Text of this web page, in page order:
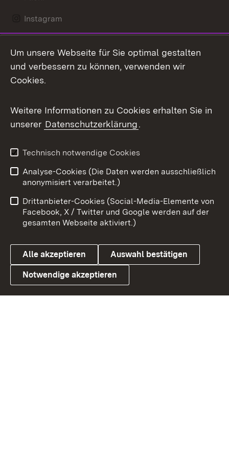
Instagram
Mastodon
Messenger
Social Wall
X / Twitter
Youtube
Link zum Landesportal
Benutzungshinweise
Barrierefreiheit
Datenschutz
Cookies
Um unsere Webseite für Sie optimal gestalten
und verbessern zu können, verwenden wir
Cookies.
Weitere Informationen zu Cookies erhalten Sie in
unserer Datenschutzerklärung.
Technisch notwendige Cookies
Analyse-Cookies (Die Daten werden ausschließlich
anonymisiert verarbeitet.)
Drittanbieter-Cookies (Social-Media-Elemente von
Facebook, X / Twitter und Google werden auf der
gesamten Webseite aktiviert.)
Alle akzeptieren Auswahl bestätigen
Notwendige akzeptieren